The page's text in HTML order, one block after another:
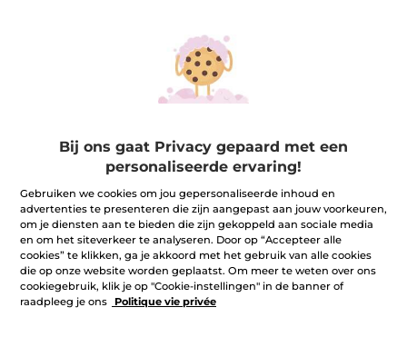
Antitranspirant met Bretons zeewier
transpiratie
50 ml
★★★★★
★★★★★
4
van
de
sterren.
Lees
reviews.
Antitranspirant
met
Bretons
REVIEW TOEVOEGEN
11,90 €
Aantal
IN WINKELMANDJE
Bij ons gaat Privacy gepaard met een
personaliseerde ervaring!
Gebruiken we cookies om jou gepersonaliseerde inhoud en
advertenties te presenteren die zijn aangepast aan jouw voorkeuren,
om je diensten aan te bieden die zijn gekoppeld aan sociale media
en om het siteverkeer te analyseren. Door op “Accepteer alle
cookies” te klikken, ga je akkoord met het gebruik van alle cookies
die op onze website worden geplaatst. Om meer te weten over ons
cookiegebruik, klik je op "Cookie-instellingen" in de banner of
raadpleeg je ons
Politique vie privée